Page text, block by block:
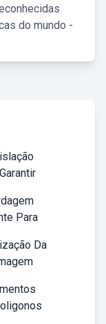
do mundo -
Para
Da